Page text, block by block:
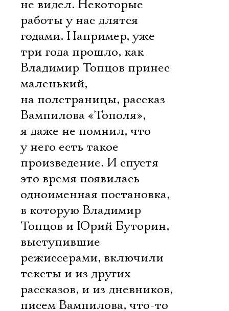
не видел. Некоторые
работы у нас длятся
годами. Например, уже
три года прошло, как
Владимир Топцов принес
маленький,
на полстраницы, рассказ
Вампилова «Тополя»,
я даже не помнил, что
у него есть такое
произведение. И спустя
это время появилась
одноименная постановка,
в которую Владимир
Топцов и Юрий Буторин,
выступившие
режиссерами, включили
тексты и из других
рассказов, и из дневников,
писем Вампилова, что-то
Ознакомиться